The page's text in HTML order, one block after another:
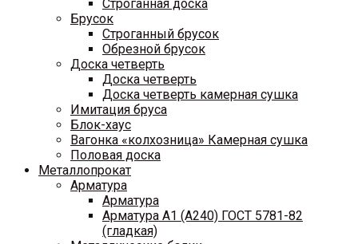
Строганная доска
Брусок
Строганный брусок
Обрезной брусок
Доска четверть
Доска четверть
Доска четверть камерная сушка
Имитация бруса
Блок-хаус
Вагонка «колхозница» Камерная сушка
Половая доска
Металлопрокат
Арматура
Арматура
Арматура A1 (A240) ГОСТ 5781-82
(гладкая)